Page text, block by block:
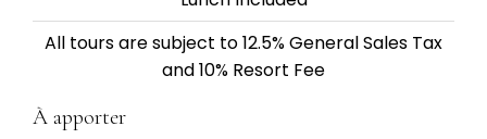
All tours are subject to 12.5% General Sales Tax
and 10% Resort Fee
À apporter